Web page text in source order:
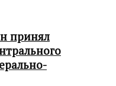
принял